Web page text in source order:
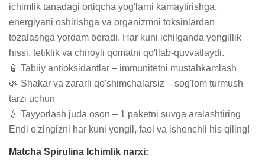
ichimlik tanadagi ortiqcha yog'larni kamaytirishga,
energiyani oshirishga va organizmni toksinlardan
tozalashga yordam beradi. Har kuni ichilganda yengillik
hissi, tetiklik va chiroyli qomatni qo'llab-quvvatlaydi.
🧴 Tabiiy antioksidantlar – immunitetni mustahkamlash
🌿 Shakar va zararli qo'shimchalarsiz – sog'lom turmush
tarzi uchun
💧 Tayyorlash juda oson – 1 paketni suvga aralashtiring
Endi o'zingizni har kuni yengil, faol va ishonchli his qiling!
Matcha Spirulina Ichimlik narxi: